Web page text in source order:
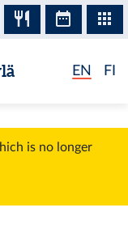
EN FI
is no longer